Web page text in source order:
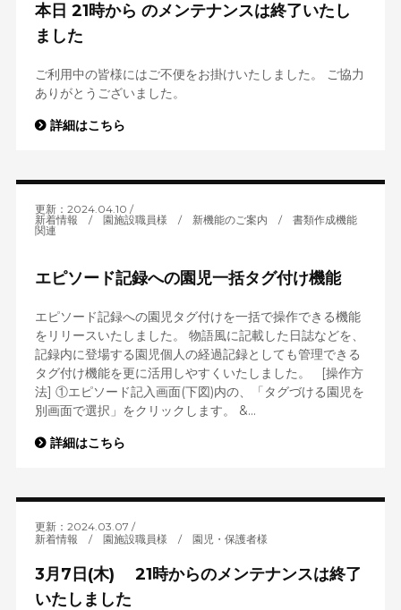
本日 21時から のメンテナンスは終了いたし
ました
ご利用中の皆様にはご不便をお掛けいたしました。 ご協力
ありがとうございました。
詳細はこちら
更新：2024.04.10
新着情報 / 園施設職員様 / 新機能のご案内 / 書類作成機能
関連
エピソード記録への園児一括タグ付け機能
エピソード記録への園児タグ付けを一括で操作できる機能
をリリースいたしました。 物語風に記載した日誌などを、
記録内に登場する園児個人の経過記録としても管理できる
タグ付け機能を更に活用しやすくいたしました。 [操作方
法] ①エピソード記入画面(下図)内の、「タグづける園児を
別画面で選択」をクリックします。 &...
詳細はこちら
更新：2024.03.07
新着情報 / 園施設職員様 / 園児・保護者様
3月7日(木) 21時からのメンテナンスは終了
いたしました